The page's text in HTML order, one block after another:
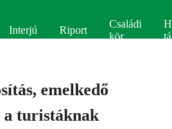
Interjú Riport
Családi
kör
emelkedő
turistáknak